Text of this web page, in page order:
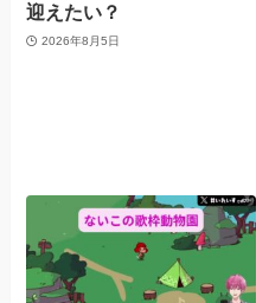
迎えたい？
2026年8月5日